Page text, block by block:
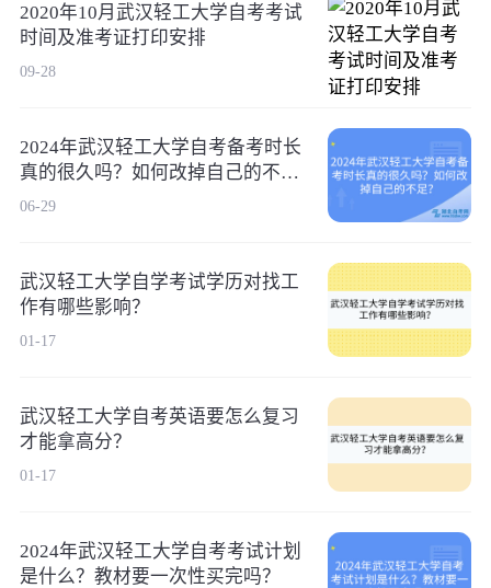
2020年10月武汉轻工大学自考考试
时间及准考证打印安排
09-28
2024年武汉轻工大学自考备考时长
真的很久吗？如何改掉自己的不
足？
06-29
武汉轻工大学自学考试学历对找工
作有哪些影响？
01-17
武汉轻工大学自考英语要怎么复习
才能拿高分？
01-17
2024年武汉轻工大学自考考试计划
是什么？教材要一次性买完吗？